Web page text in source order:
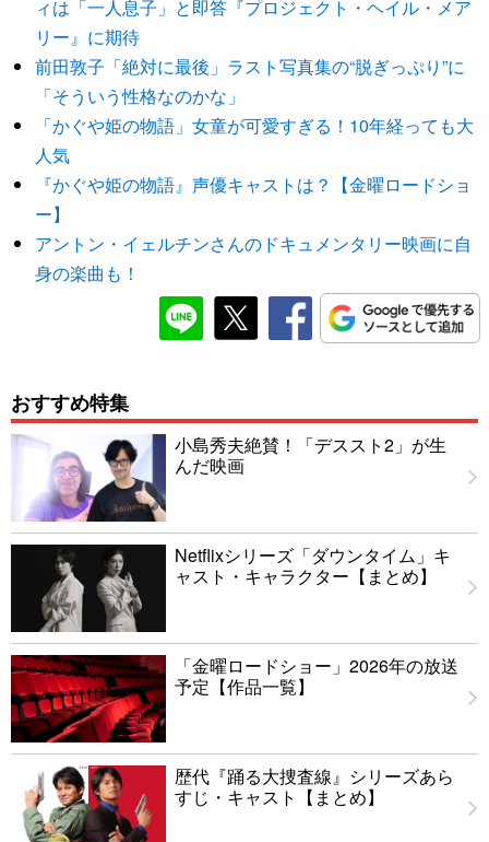
ィは「一人息子」と即答『プロジェクト・ヘイル・メア
リー』に期待
前田敦子「絶対に最後」ラスト写真集の“脱ぎっぷり”に
「そういう性格なのかな」
「かぐや姫の物語」女童が可愛すぎる！10年経っても大
人気
『かぐや姫の物語』声優キャストは？【金曜ロードショ
ー】
アントン・イェルチンさんのドキュメンタリー映画に自
身の楽曲も！
おすすめ特集
小島秀夫絶賛！「デススト2」が生
んだ映画
Netflixシリーズ「ダウンタイム」キ
ャスト・キャラクター【まとめ】
「金曜ロードショー」2026年の放送
予定【作品一覧】
歴代『踊る大捜査線』シリーズあら
すじ・キャスト【まとめ】